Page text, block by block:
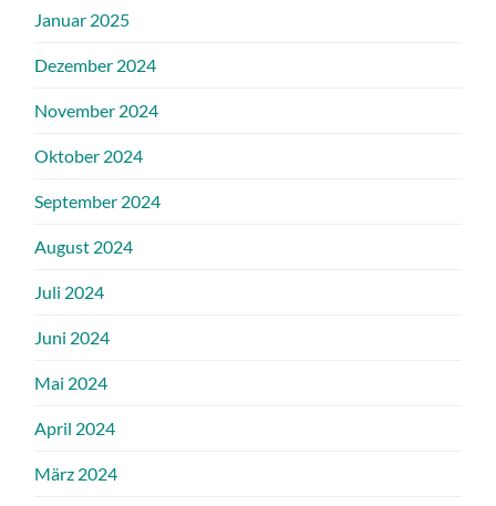
Januar 2025
Dezember 2024
November 2024
Oktober 2024
September 2024
August 2024
Juli 2024
Juni 2024
Mai 2024
April 2024
März 2024